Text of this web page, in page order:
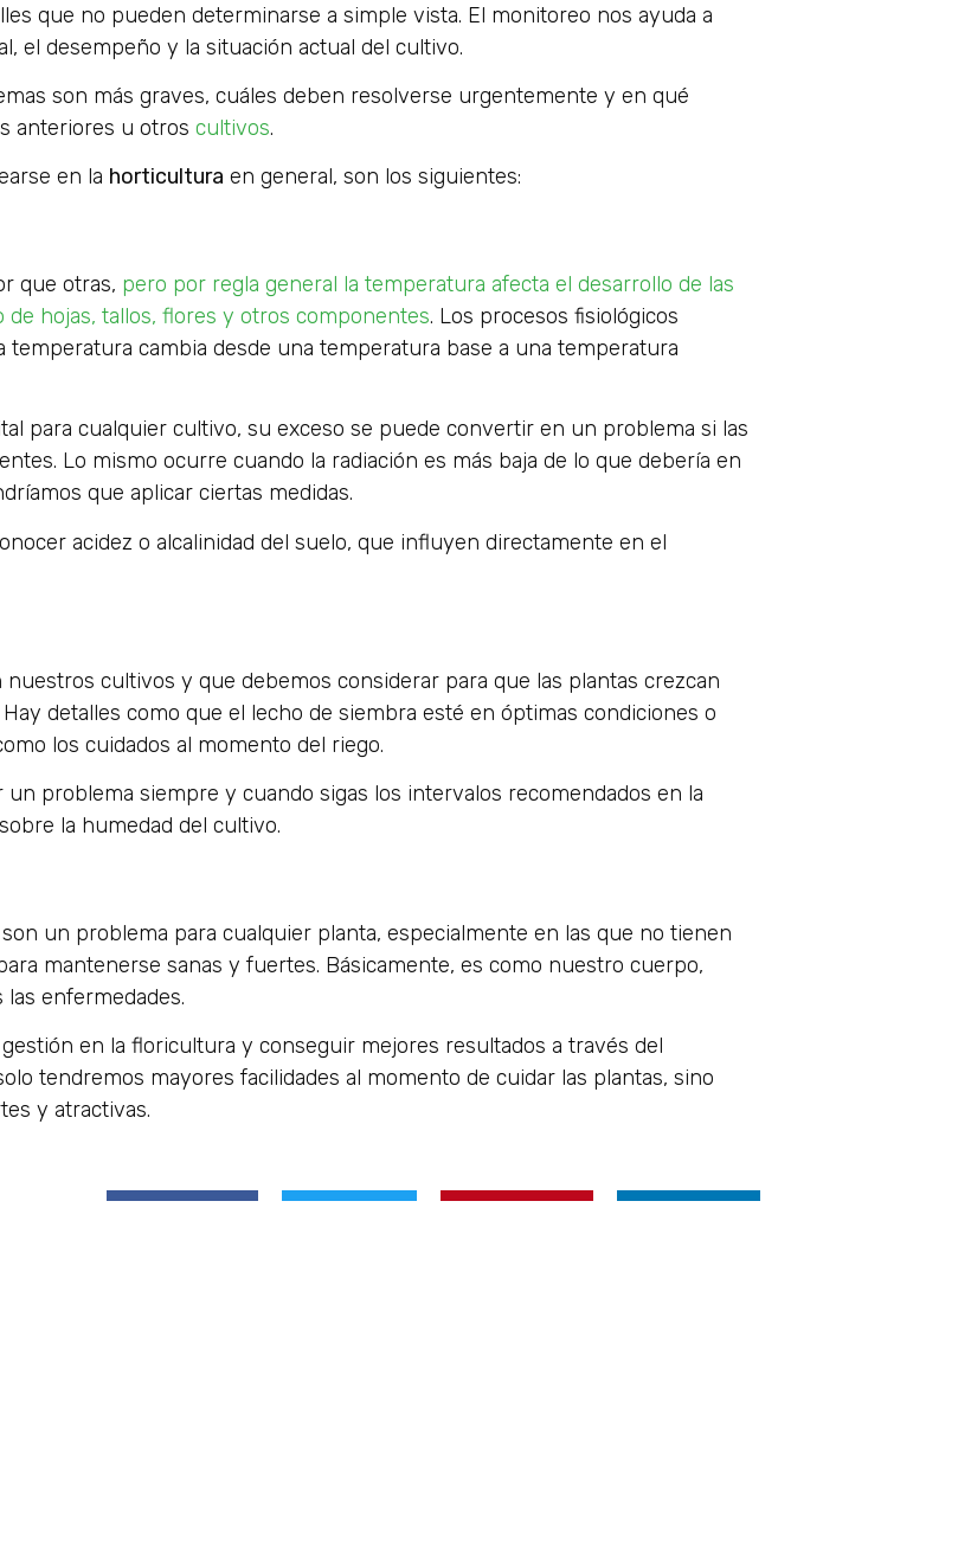
que no pueden determinarse a simple vista. El monitoreo nos ayuda a
el desempeño y la situación actual del cultivo.
son más graves, cuáles deben resolverse urgentemente y en qué
anteriores u otros cultivos.
en la horticultura en general, son los siguientes:
que otras, pero por regla general la temperatura afecta el desarrollo de las
hojas, tallos, flores y otros componentes. Los procesos fisiológicos
cambia desde una temperatura base a una temperatura
para cualquier cultivo, su exceso se puede convertir en un problema si las
Lo mismo ocurre cuando la radiación es más baja de lo que debería en
que aplicar ciertas medidas.
acidez o alcalinidad del suelo, que influyen directamente en el
cultivos y que debemos considerar para que las plantas crezcan
detalles como que el lecho de siembra esté en óptimas condiciones o
los cuidados al momento del riego.
problema siempre y cuando sigas los intervalos recomendados en la
la humedad del cultivo.
un problema para cualquier planta, especialmente en las que no tienen
mantenerse sanas y fuertes. Básicamente, es como nuestro cuerpo,
enfermedades.
en la floricultura y conseguir mejores resultados a través del
tendremos mayores facilidades al momento de cuidar las plantas, sino
y atractivas.